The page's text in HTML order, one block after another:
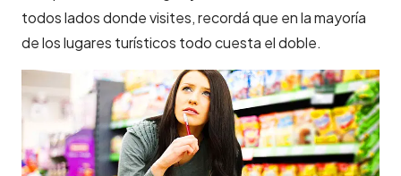
todos lados donde visites, recordá que en la mayoría
de los lugares turísticos todo cuesta el doble.